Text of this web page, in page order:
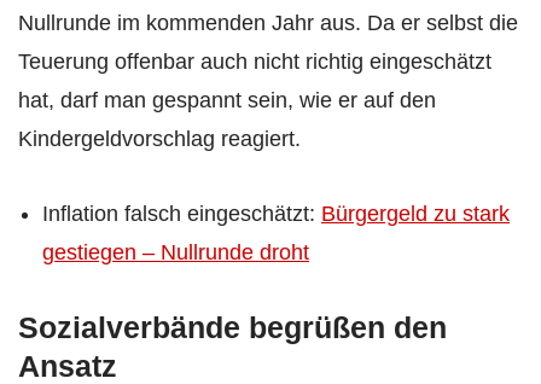
Nullrunde im kommenden Jahr aus. Da er selbst die
Teuerung offenbar auch nicht richtig eingeschätzt
hat, darf man gespannt sein, wie er auf den
Kindergeldvorschlag reagiert.
Inflation falsch eingeschätzt: Bürgergeld zu stark
gestiegen – Nullrunde droht
Sozialverbände begrüßen den
Ansatz